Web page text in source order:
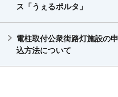
ス「うぇるポルタ」
電柱取付公衆街路灯施設の申
込方法について